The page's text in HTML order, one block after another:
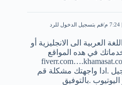
قم بتسجيل الدخول للرد
العربية الى الانجليزية أو
في هده المواقع
.ادا واجهتك مشكلة قم
.بالتوفيق